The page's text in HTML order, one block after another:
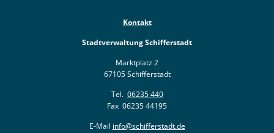
Kontakt
Stadtverwaltung Schifferstadt
Marktplatz 2
67105 Schifferstadt
Tel. 06235 440
Fax 06235 44195
E-Mail info@schifferstadt.de